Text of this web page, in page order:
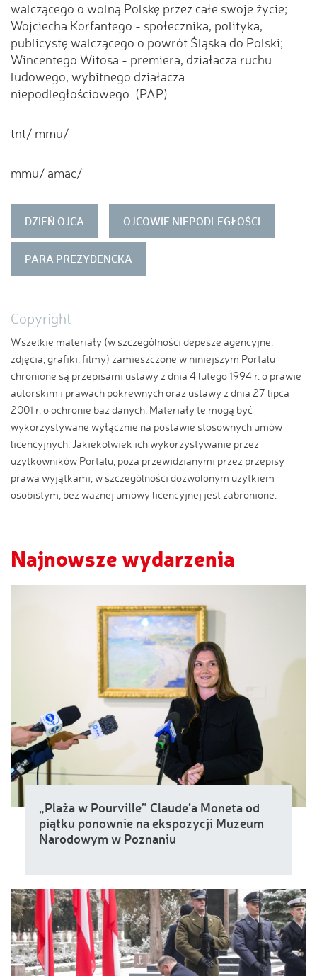
walczącego o wolną Polskę przez całe swoje życie;
Wojciecha Korfantego - społecznika, polityka,
publicystę walczącego o powrót Śląska do Polski;
Wincentego Witosa - premiera, działacza ruchu
ludowego, wybitnego działacza
niepodległościowego. (PAP)
tnt/ mmu/
mmu/ amac/
DZIEŃ OJCA OJCOWIE NIEPODLEGŁOŚCI
PARA PREZYDENCKA
Copyright
Wszelkie materiały (w szczególności depesze agencyjne,
zdjęcia, grafiki, filmy) zamieszczone w niniejszym Portalu
chronione są przepisami ustawy z dnia 4 lutego 1994 r. o prawie
autorskim i prawach pokrewnych oraz ustawy z dnia 27 lipca
2001 r. o ochronie baz danych. Materiały te mogą być
wykorzystywane wyłącznie na postawie stosownych umów
licencyjnych. Jakiekolwiek ich wykorzystywanie przez
użytkowników Portalu, poza przewidzianymi przez przepisy
prawa wyjątkami, w szczególności dozwolonym użytkiem
osobistym, bez ważnej umowy licencyjnej jest zabronione.
Najnowsze wydarzenia
„Plaża w Pourville” Claude’a Moneta od
piątku ponownie na ekspozycji Muzeum
Narodowym w Poznaniu